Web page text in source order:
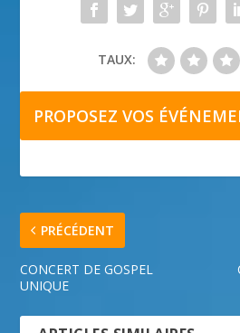
TAUX:
PROPOSEZ VOS
PRÉCÉDENT
CONCERT DE GOSPEL
UNIQUE